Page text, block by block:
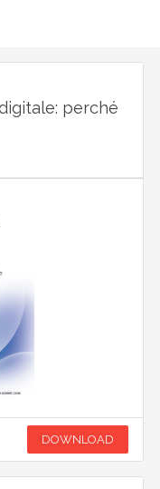
perché
DOWNLOAD